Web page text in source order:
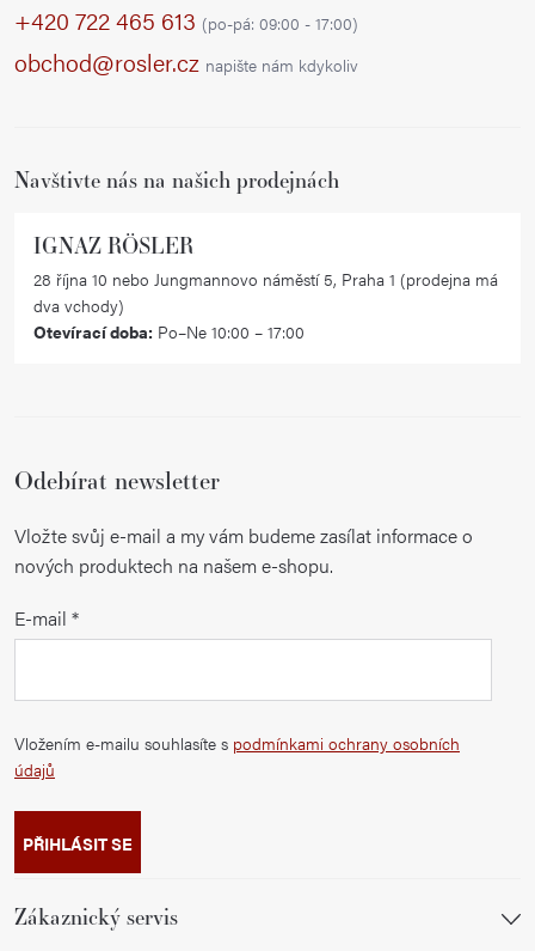
+420 722 465 613 (po-pá: 09:00 - 17:00)
obchod@rosler.cz napište nám kdykoliv
Navštivte nás na našich prodejnách
IGNAZ RÖSLER
28 října 10 nebo Jungmannovo náměstí 5, Praha 1 (prodejna má
dva vchody)
Otevírací doba: Po–Ne 10:00 – 17:00
Odebírat newsletter
Vložte svůj e-mail a my vám budeme zasílat informace o
nových produktech na našem e-shopu.
E-mail
Vložením e-mailu souhlasíte s podmínkami ochrany osobních
údajů
PŘIHLÁSIT SE
Zákaznický servis